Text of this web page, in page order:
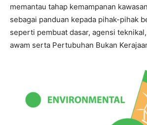
memantau tahap kemampanan
sebagai panduan kepada pihak-pihak
seperti pembuat dasar, agensi
awam serta Pertubuhan Bukan